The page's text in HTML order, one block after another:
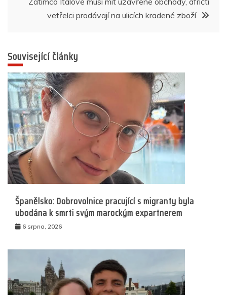
vetřelci prodávají na ulicích kradené zboží
Související články
Španělsko: Dobrovolnice pracující s migranty byla
ubodána k smrti svým marockým expartnerem
6 srpna, 2026